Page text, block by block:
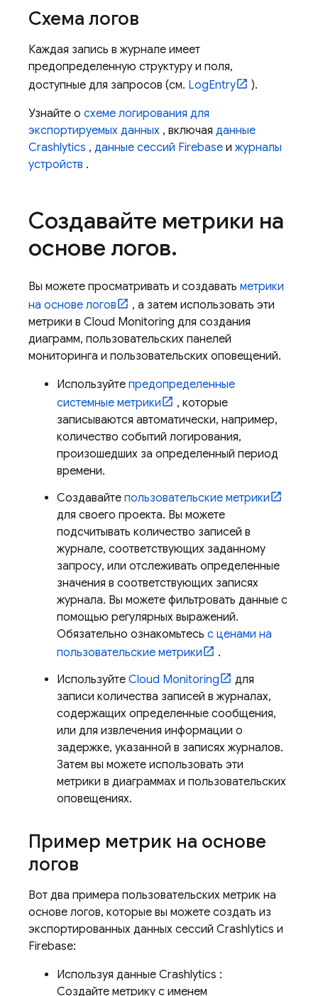
Схема логов
Каждая запись в журнале имеет
предопределенную структуру и поля,
доступные для запросов (см. LogEntry
).
Узнайте о схеме логирования для
экспортируемых данных , включая данные
Crashlytics , данные сессий Firebase и журналы
устройств .
Создавайте метрики на
основе логов.
Вы можете просматривать и создавать метрики
на основе логов
, а затем использовать эти
метрики в Cloud Monitoring для создания
диаграмм, пользовательских панелей
мониторинга и пользовательских оповещений.
Используйте предопределенные
системные метрики
, которые
записываются автоматически, например,
количество событий логирования,
произошедших за определенный период
времени.
Создавайте пользовательские метрики
для своего проекта. Вы можете
подсчитывать количество записей в
журнале, соответствующих заданному
запросу, или отслеживать определенные
значения в соответствующих записях
журнала. Вы можете фильтровать данные с
помощью регулярных выражений.
Обязательно ознакомьтесь с ценами на
пользовательские метрики
.
Используйте Cloud Monitoring
для
записи количества записей в журналах,
содержащих определенные сообщения,
или для извлечения информации о
задержке, указанной в записях журналов.
Затем вы можете использовать эти
метрики в диаграммах и пользовательских
оповещениях.
Пример метрик на основе
логов
Вот два примера пользовательских метрик на
основе логов, которые вы можете создать из
экспортированных данных сессий Crashlytics и
Firebase:
Используя данные Crashlytics :
Создайте метрику с именем